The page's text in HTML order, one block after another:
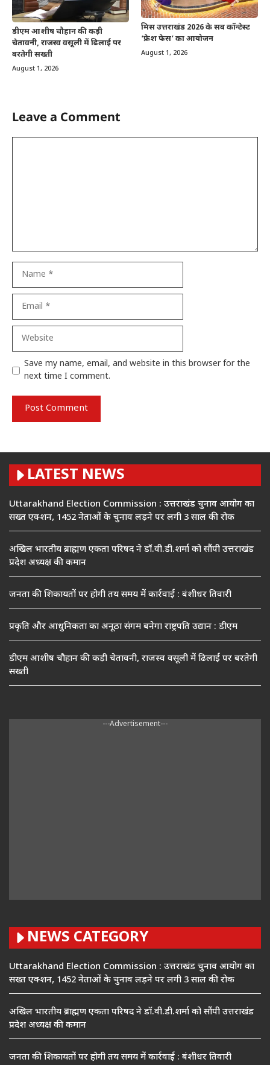
डीएम आशीष चौहान की कड़ी
चेतावनी, राजस्व वसूली में ढिलाई पर
बरतेगी सख्ती
August 1, 2026
मिस उत्तराखंड 2026 के सब कॉन्टेस्ट
‘फ्रेश फेस’ का आयोजन
August 1, 2026
Leave a Comment
Website
Save my name, email, and website in this browser for the
next time I comment.
LATEST NEWS
Uttarakhand Election Commission : उत्तराखंड चुनाव आयोग का
सख्त एक्शन, 1452 नेताओं के चुनाव लड़ने पर लगी 3 साल की रोक
अखिल भारतीय ब्राह्मण एकता परिषद ने डॉ.वी.डी.शर्मा को सौंपी उत्तराखंड
प्रदेश अध्यक्ष की कमान
जनता की शिकायतों पर होगी तय समय में कार्रवाई : बंशीधर तिवारी
प्रकृति और आधुनिकता का अनूठा संगम बनेगा राष्ट्रपति उद्यान : डीएम
डीएम आशीष चौहान की कड़ी चेतावनी, राजस्व वसूली में ढिलाई पर बरतेगी
सख्ती
---Advertisement---
NEWS CATEGORY
Uttarakhand Election Commission : उत्तराखंड चुनाव आयोग का
सख्त एक्शन, 1452 नेताओं के चुनाव लड़ने पर लगी 3 साल की रोक
अखिल भारतीय ब्राह्मण एकता परिषद ने डॉ.वी.डी.शर्मा को सौंपी उत्तराखंड
प्रदेश अध्यक्ष की कमान
जनता की शिकायतों पर होगी तय समय में कार्रवाई : बंशीधर तिवारी